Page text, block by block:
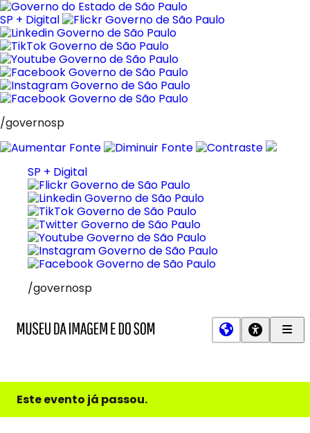
Pular
para
o
conteúdo
SP + Digital
/governosp
SP + Digital
/governosp
e
do
Este evento já passou.